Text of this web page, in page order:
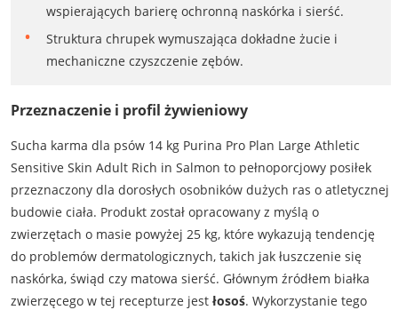
wspierających barierę ochronną naskórka i sierść.
Struktura chrupek wymuszająca dokładne żucie i
mechaniczne czyszczenie zębów.
Przeznaczenie i profil żywieniowy
Sucha karma dla psów 14 kg Purina Pro Plan Large Athletic
Sensitive Skin Adult Rich in Salmon to pełnoporcjowy posiłek
przeznaczony dla dorosłych osobników dużych ras o atletycznej
budowie ciała. Produkt został opracowany z myślą o
zwierzętach o masie powyżej 25 kg, które wykazują tendencję
do problemów dermatologicznych, takich jak łuszczenie się
naskórka, świąd czy matowa sierść. Głównym źródłem białka
zwierzęcego w tej recepturze jest łosoś. Wykorzystanie tego